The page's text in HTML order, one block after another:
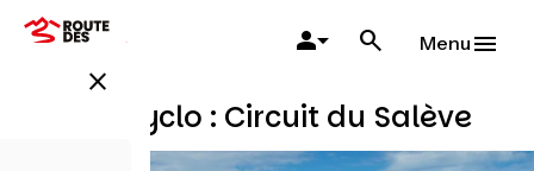
Aller
close
Menu
Boucle cyclo : Circuit du Salève